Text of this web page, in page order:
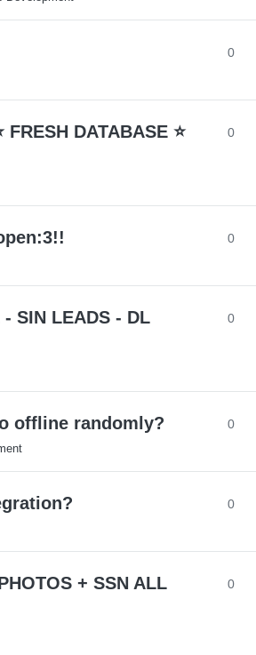
0
FRESH DATABASE ⭐
0
0
SIN LEADS - DL
0
offline randomly? 0
0
+ SSN ALL
0